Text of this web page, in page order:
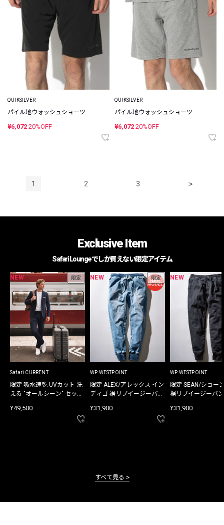
QUIKSILVER
パイル地ウォッシュショーツ
¥6,072 20%OFF
QUIKSILVER
パイル地ウォッシュショーツ
¥6,072 20%OFF
1 2 3 >
Exclusive Item
Safari Loungeでしか買えない限定アイテム
NEW 限定
Safari CURRENT
限定 吸水速乾 UVカット 洗
える "オールシーン" セット
¥49,500
NEW 限定
WP WESTPOINT
限定 ALEX/アレックス イン
ディゴ 裾リブイージーパン
¥31,900
NEW
WP WESTPOINT
限定 SEAN/ショー
裾リブイージーパ
¥31,900
すべて見る